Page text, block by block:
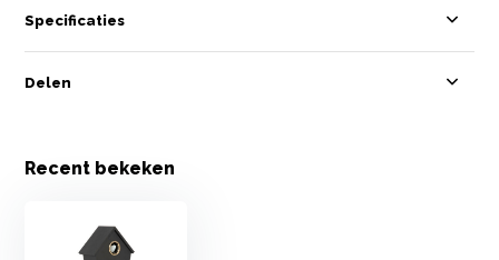
Specificaties
Delen
Recent bekeken